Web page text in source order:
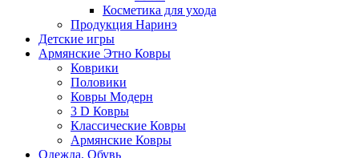
Косметика для ухода
Продукция Наринэ
Детские игры
Армянские Этно Ковры
Коврики
Половики
Ковры Модерн
3 D Ковры
Классические Ковры
Армянские Ковры
Одежда. Обувь